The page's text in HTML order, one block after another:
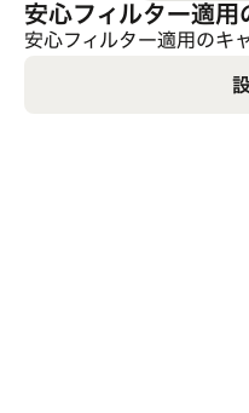
安心フィルター適用
安心フィルター適用のキ